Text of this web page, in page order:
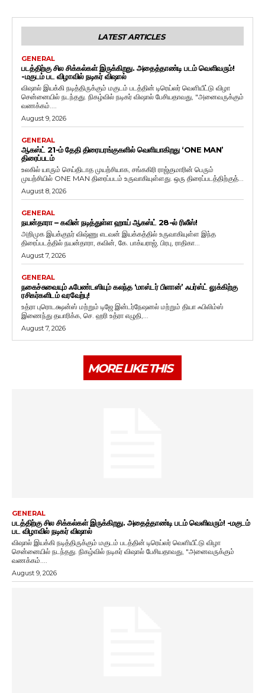
LATEST ARTICLES
GENERAL
படத்திற்கு சில சிக்கல்கள் இருக்கிறது. அதைத்தாண்டி படம் வெளிவரும்!
-மகுடம் பட விழாவில் நடிகர் விஷால்
விஷால் இயக்கி நடித்திருக்கும் மகுடம் படத்தின் டிரெய்லர் வெளியீட்டு விழா
சென்னையில் நடந்தது. நிகழ்வில் நடிகர் விஷால் பேசியதாவது, "அனைவருக்கும்
வணக்கம்....
August 9, 2026
GENERAL
ஆகஸ்ட் 21-ம் தேதி திரையரங்குகளில் வெளியாகிறது ‘ONE MAN’
திரைப்படம்
உலகில் யாரும் செய்திடாத முயற்சியாக, சங்ககிரி ராஜ்குமாரின் பெரும்
முயற்சியில் ONE MAN திரைப்படம் உருவாகியுள்ளது. ஒரு திரைப்படத்திற்குத்...
August 8, 2026
GENERAL
நயன்தாரா – கவின் நடித்துள்ள ஹாய் ஆகஸ்ட் 28-ல் ரிலீஸ்!
அறிமுக இயக்குநர் விஷ்ணு எடவன் இயக்கத்தில் உருவாகியுள்ள இந்த
திரைப்படத்தில் நயன்தாரா, கவின், கே. பாக்யராஜ், பிரபு, ராதிகா...
August 7, 2026
GENERAL
நகைச்சுவையும் ஃபேண்டஸியும் கலந்த ‘மாஸ்டர் பிளான்’ ஃபர்ஸ்ட் லுக்கிற்கு
ரசிகர்களிடம் வரவேற்பு!
உத்ரா புரொடக்ஷன்ஸ் மற்றும் டிஜே இன்டர்நேஷனல் மற்றும் தியா ஃபிலிம்ஸ்
இணைந்து தயாரிக்க, செ. ஹரி உத்ரா எழுதி,...
August 7, 2026
MORE LIKE THIS
GENERAL
படத்திற்கு சில சிக்கல்கள் இருக்கிறது. அதைத்தாண்டி படம் வெளிவரும்! -மகுடம்
பட விழாவில் நடிகர் விஷால்
விஷால் இயக்கி நடித்திருக்கும் மகுடம் படத்தின் டிரெய்லர் வெளியீட்டு விழா
சென்னையில் நடந்தது. நிகழ்வில் நடிகர் விஷால் பேசியதாவது, "அனைவருக்கும்
வணக்கம்....
August 9, 2026